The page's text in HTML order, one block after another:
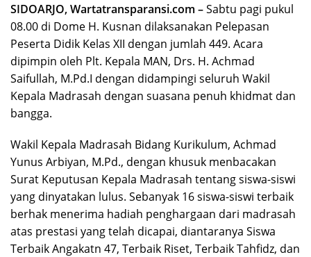
SIDOARJO, Wartatransparansi.com –Sabtu pagi pukul
08.00 di Dome H. Kusnan dilaksanakan Pelepasan
Peserta Didik Kelas XII dengan jumlah 449. Acara
dipimpin oleh Plt. Kepala MAN, Drs. H. Achmad
Saifullah, M.Pd.I dengan didampingi seluruh Wakil
Kepala Madrasah dengan suasana penuh khidmat dan
bangga.
Wakil Kepala Madrasah Bidang Kurikulum, Achmad
Yunus Arbiyan, M.Pd., dengan khusuk menbacakan
Surat Keputusan Kepala Madrasah tentang siswa-siswi
yang dinyatakan lulus. Sebanyak 16 siswa-siswi terbaik
berhak menerima hadiah penghargaan dari madrasah
atas prestasi yang telah dicapai, diantaranya Siswa
Terbaik Angakatn 47, Terbaik Riset, Terbaik Tahfidz, dan